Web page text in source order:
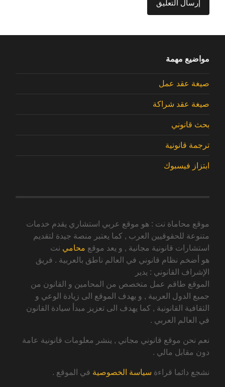
مواضيع مهمة
صيغة عقد عمل
صيغة عقد شراكة
بحث قانوني
ترجمة قانونية
ابتزاز فيسبوك
موقع محاماة نت : هو موقع عربي استشاري يقدم خدمات
متنوعة للحقوقيين العرب , كما يعتبر منصة جيدة لتقديم
استشارات قانونية مجانية , و يعد موقع محامي نت
هو أضخم نظام قانوني في العالم ناطق بالعربية . فريق
الإشراف القانوني : يدير
الموقع طاقم عمل متخصص من المحامين و القانون من
جميع الدول العربية , و يهدف الموقع الى زيادة الوعي و
الثقافية القانونية , كما يهدف الى تعزيز مبدأ سيادة القانون
في العالم العربي .
نعم نحن موقع قانوني مجاني , ينشر معلومات قانونية عامة
دون مقابل مالي .
نشجع دائما قراءة سياسة الخصوصية في الموقع .